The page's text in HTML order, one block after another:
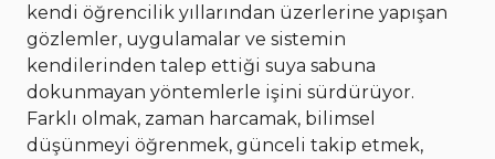
kendi öğrencilik yıllarından üzerlerine yapışan
gözlemler, uygulamalar ve sistemin
kendilerinden talep ettiği suya sabuna
dokunmayan yöntemlerle işini sürdürüyor.
Farklı olmak, zaman harcamak, bilimsel
düşünmeyi öğrenmek, günceli takip etmek,